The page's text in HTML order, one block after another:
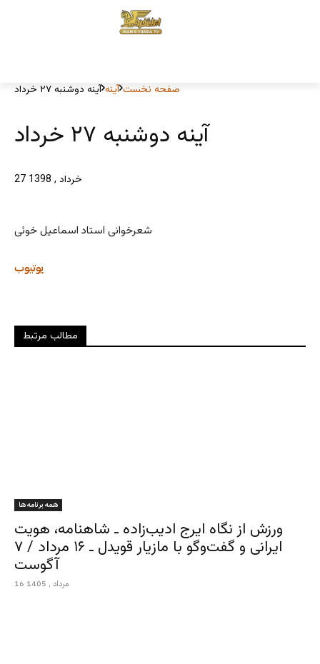
صفحه نخست آینه آینه دوشنبه ۲۷ خرداد
آینه دوشنبه ۲۷ خرداد
27 خرداد , 1398
شعرخوانی استاد اسماعیل خوئی
یوتیوب
مطالب مرتبط
همه برنامه ها
ورزش از نگاه ایرج ادیب‌زاده ـ شاهنامه، هویت
ایرانی و گفت‌وگو با مازیار قویدل ـ ۱۶ مرداد / ۷
آگوست
16 مرداد , 1405